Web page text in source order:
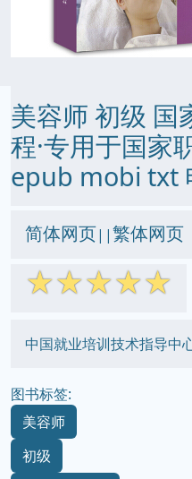
美容师 初级 国
程·专用于国家
epub mobi txt
简体网页||繁体网页
☆☆☆☆☆
中国就业培训技术指导中
图书标签:
美容师
初级